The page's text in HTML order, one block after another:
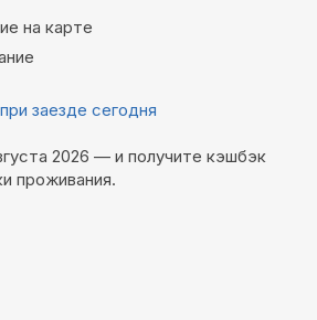
на карте
заезде сегодня
2026 — и получите кэшбэк
проживания.